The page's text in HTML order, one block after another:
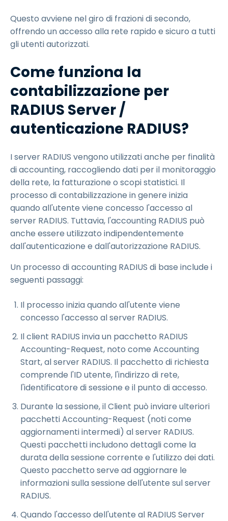
Questo avviene nel giro di frazioni di secondo,
offrendo un accesso alla rete rapido e sicuro a tutti
gli utenti autorizzati.
Come funziona la
contabilizzazione per
RADIUS Server /
autenticazione RADIUS?
I server RADIUS vengono utilizzati anche per finalità
di accounting, raccogliendo dati per il monitoraggio
della rete, la fatturazione o scopi statistici. Il
processo di contabilizzazione in genere inizia
quando all'utente viene concesso l'accesso al
server RADIUS. Tuttavia, l'accounting RADIUS può
anche essere utilizzato indipendentemente
dall'autenticazione e dall'autorizzazione RADIUS.
Un processo di accounting RADIUS di base include i
seguenti passaggi:
Il processo inizia quando all'utente viene
concesso l'accesso al server RADIUS.
Il client RADIUS invia un pacchetto RADIUS
Accounting-Request, noto come Accounting
Start, al server RADIUS. Il pacchetto di richiesta
comprende l'ID utente, l'indirizzo di rete,
l'identificatore di sessione e il punto di accesso.
Durante la sessione, il Client può inviare ulteriori
pacchetti Accounting-Request (noti come
aggiornamenti intermedi) al server RADIUS.
Questi pacchetti includono dettagli come la
durata della sessione corrente e l'utilizzo dei dati.
Questo pacchetto serve ad aggiornare le
informazioni sulla sessione dell'utente sul server
RADIUS.
Quando l'accesso dell'utente al RADIUS Server